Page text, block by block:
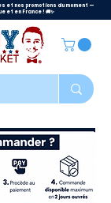
et nos promotions du moment —
et en France ! 🚚✨